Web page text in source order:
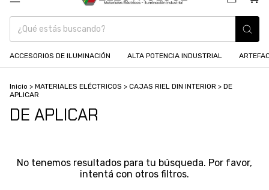
ACCESORIOS DE ILUMINACIÓN ALTA POTENCIA INDUSTRIAL
Inicio > MATERIALES ELÉCTRICOS > CAJAS RIEL DIN INTERIOR > DE
APLICAR
DE APLICAR
No tenemos resultados para tu búsqueda. Por favor,
intentá con otros filtros.